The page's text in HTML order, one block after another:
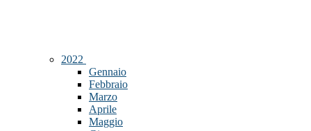
2022
Gennaio
Febbraio
Marzo
Aprile
Maggio